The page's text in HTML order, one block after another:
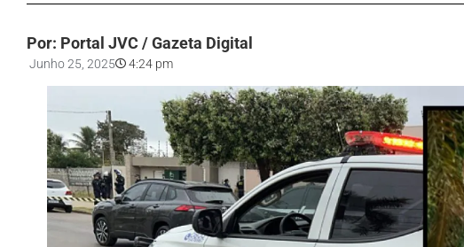
Por: Portal JVC / Gazeta Digital
Junho 25, 2025 4:24 pm